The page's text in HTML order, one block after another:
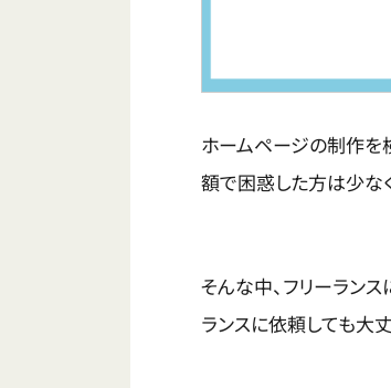
ホームページの制作を
額で困惑した方は少な
そんな中、フリーラン
ランスに依頼しても大